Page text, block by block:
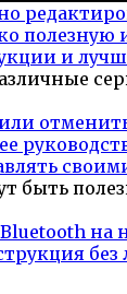
и
быть
на